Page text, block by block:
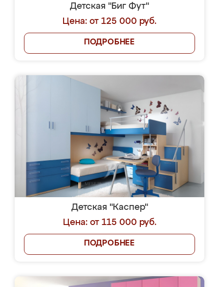
Детская "Биг Фут"
Цена: от 125 000 руб.
ПОДРОБНЕЕ
Детская "Каспер"
Цена: от 115 000 руб.
ПОДРОБНЕЕ